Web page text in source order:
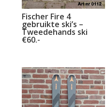
Fischer Fire 4
gebruikte ski’s –
Tweedehands ski
€60.-